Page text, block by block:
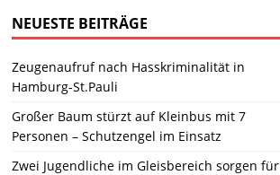
NEUESTE BEITRÄGE
Zeugenaufruf nach Hasskriminalität in
Hamburg-St.Pauli
Großer Baum stürzt auf Kleinbus mit 7
Personen – Schutzengel im Einsatz
Zwei Jugendliche im Gleisbereich sorgen für